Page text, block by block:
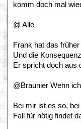
komm doch mal
@ Alle
Frank hat das
Und die
Er spricht doch aus
@Braunier Wenn
Bei mir ist es so,
Fall für nötig findet